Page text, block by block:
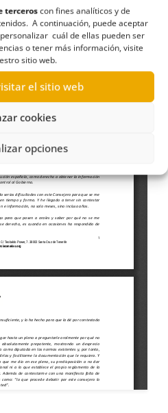
terceroscon fines analíticos y de
A continuación, puede aceptar
cuál de ellas pueden ser
o tener más información, visite
sitio web.
el sitio web
cookies
opciones